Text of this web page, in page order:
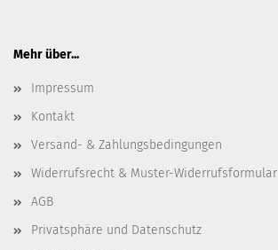
Mehr über...
Impressum
Kontakt
Versand- & Zahlungsbedingungen
Widerrufsrecht & Muster-Widerrufsformular
AGB
Privatsphäre und Datenschutz